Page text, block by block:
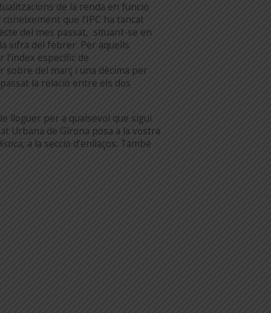
de la renda en funció
que l’IPC ha tancat
del mes passat, situant-se en
xifra del febrer. Per aquells
específic de
sobre del març i una dècima per
la relació entre els dos
lloguer per a qualsevol que sigui
Urbana de Girona posa a la vostra
, a la secció d’enllaços. També